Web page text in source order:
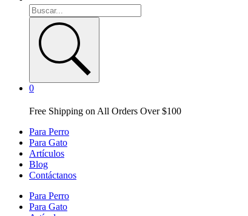
0
Free Shipping on All Orders Over $100
Para Perro
Para Gato
Artículos
Blog
Contáctanos
Para Perro
Para Gato